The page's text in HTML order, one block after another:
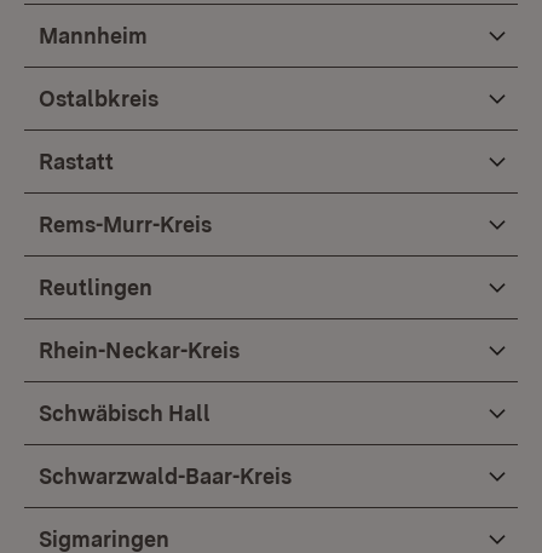
Mannheim
Ostalbkreis
Rastatt
Rems-Murr-Kreis
Reutlingen
Rhein-Neckar-Kreis
Schwäbisch Hall
Schwarzwald-Baar-Kreis
Sigmaringen